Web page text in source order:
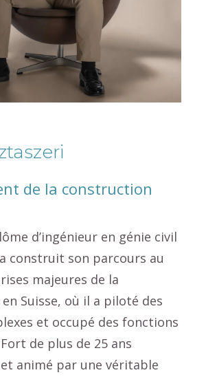
de la construction
d’ingénieur en génie civil
a construit son parcours au
majeures de la
Suisse, où il a piloté des
et occupé des fonctions
de plus de 25 ans
et animé par une véritable